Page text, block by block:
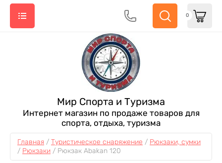
Мир Спорта и Туризма
Интернет магазин по продаже товаров для
спорта, отдыха, туризма
0
Главная / Туристическое снаряжение / Рюкзаки, сумки
/ Рюкзаки / Рюкзак Abakan 120